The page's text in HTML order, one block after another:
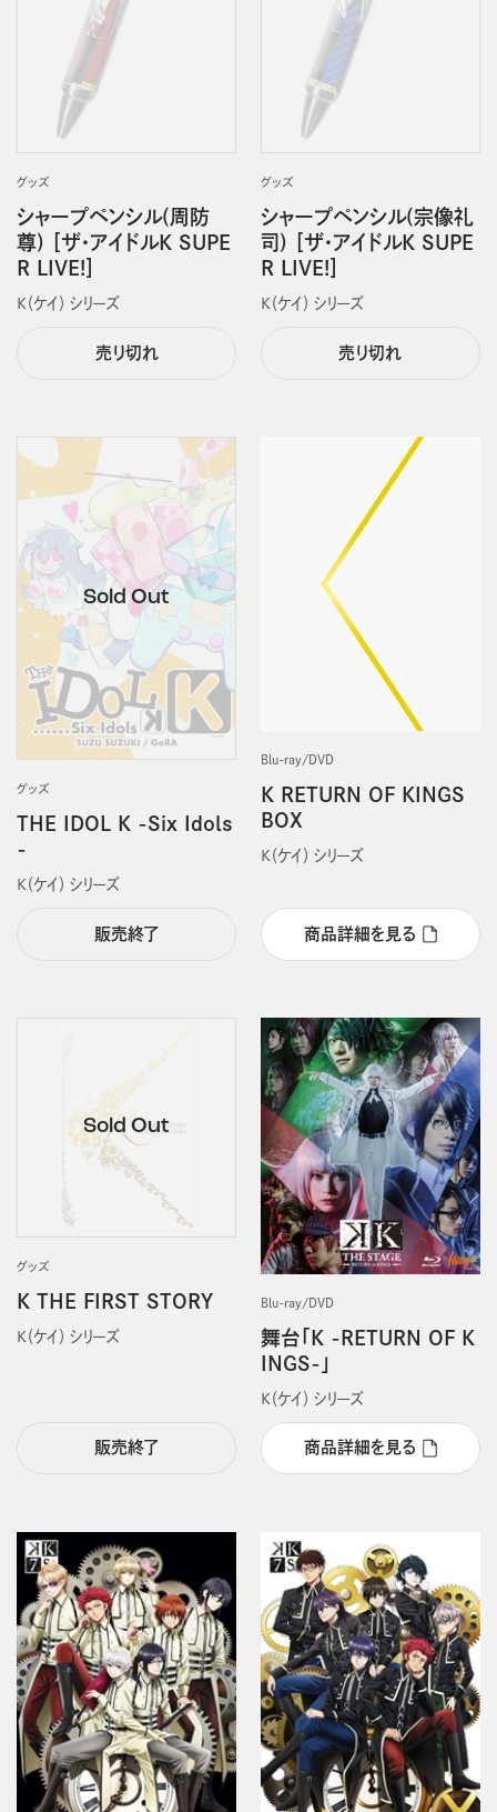
グッズ
シャープペンシル(周防
尊) ［ザ・アイドルK SUPE
R LIVE!］
Ｋ（ケイ） シリーズ
売り切れ
グッズ
シャープペンシル(宗像礼
司) ［ザ・アイドルK SUPE
R LIVE!］
Ｋ（ケイ） シリーズ
売り切れ
グッズ
THE IDOL K -Six Idols
-
Ｋ（ケイ） シリーズ
販売終了
Blu-ray/DVD
K RETURN OF KINGS
BOX
Ｋ（ケイ） シリーズ
商品詳細を見る
グッズ
K THE FIRST STORY
Ｋ（ケイ） シリーズ
販売終了
Blu-ray/DVD
舞台「K -RETURN OF K
INGS-」
Ｋ（ケイ） シリーズ
商品詳細を見る